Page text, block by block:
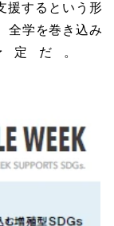
援するという形
全学を巻き込み
定だ。